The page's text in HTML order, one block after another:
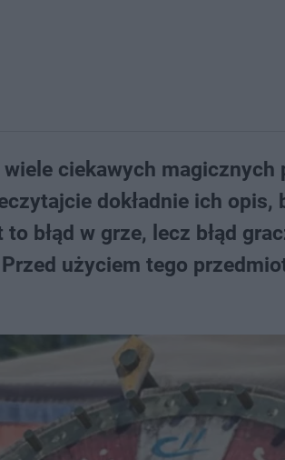
ciekawych
dokładnie ich
błąd w grze, lecz błąd
użyciem tego